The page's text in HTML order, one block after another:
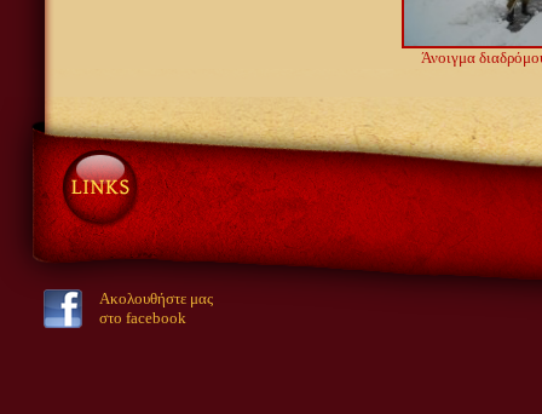
Άνοιγμα
Ακολουθήστε μας
στο facebook